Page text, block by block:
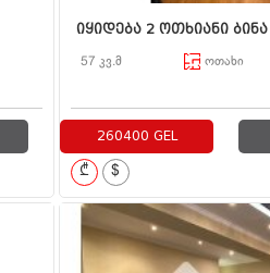
იყიდება 2 ოთხიანი
57 კვ.მ ოთახი
260400 GEL
₾ $